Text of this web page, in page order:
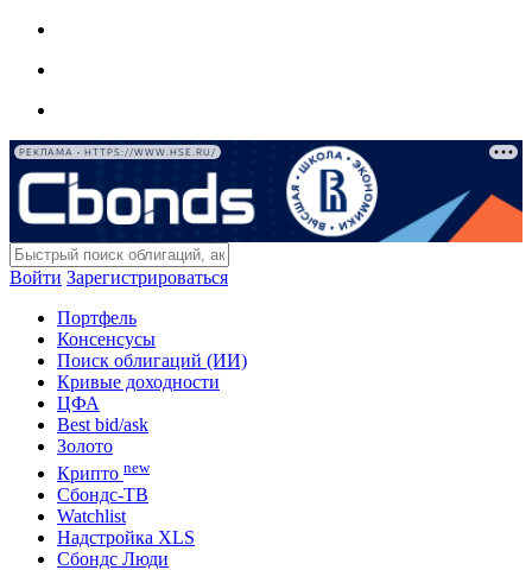
РЕКЛАМА • HTTPS://WWW.HSE.RU/
Войти Зарегистрироваться
Портфель
Консенсусы
Поиск облигаций (ИИ)
Кривые доходности
ЦФА
Best bid/ask
Золото
Крипто new
Сбондс-ТВ
Watchlist
Надстройка XLS
Сбондс Люди